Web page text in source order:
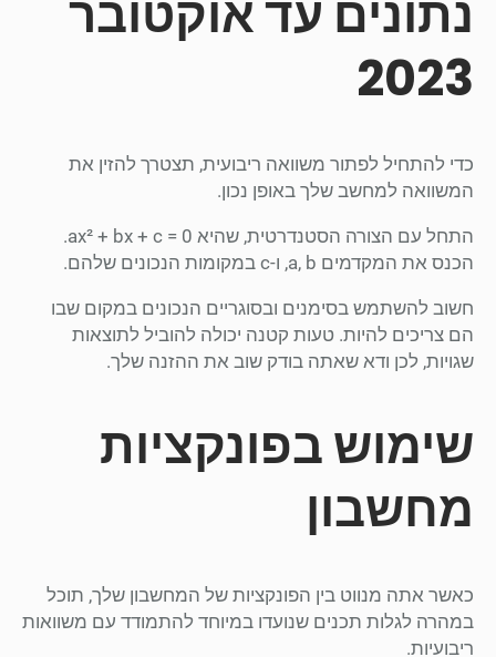
נתונים עד אוקטובר
2023
כדי להתחיל לפתור משוואה ריבועית, תצטרך להזין את
המשוואה למחשב שלך באופן נכון.
התחל עם הצורה הסטנדרטית, שהיא ax² + bx + c = 0.
הכנס את המקדמים a, b, ו-c במקומות הנכונים שלהם.
חשוב להשתמש בסימנים ובסוגריים הנכונים במקום שבו
הם צריכים להיות. טעות קטנה יכולה להוביל לתוצאות
שגויות, לכן ודא שאתה בודק שוב את ההזנה שלך.
שימוש בפונקציות
מחשבון
כאשר אתה מנווט בין הפונקציות של המחשבון שלך, תוכל
במהרה לגלות תכנים שנועדו במיוחד להתמודד עם משוואות
ריבועיות.